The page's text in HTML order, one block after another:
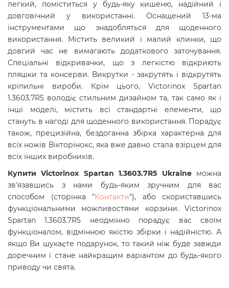
легкий, поміститься у будь-яку кишеню, надійний і
довговічний у використанні. Оснащений 13-ма
інструментами що знадобляться для щоденного
використання. Містить великий і малий клинки, що
довгий час не вимагають додаткового заточування.
Спеціальні відкривачки, що з легкістю відкриють
пляшки та консерви. Викрутки - закрутять і відкрутять
кріпильні вироби. Крім цього, Victorinox Spartan
1.3603.7R5 володіє стильним дизайном та, так само як і
інші моделі, містить всі стандартні елементи, що
стануть в нагоді для щоденного використання. Порадує
також, прецизійна, бездоганна збірка характерна для
всіх ножів Вікторінокс, яка вже давно стала взірцем для
всіх інших виробників.
Купити Victorinox Spartan 1.3603.7R5 Ukraine можна
зв'язавшись з нами будь-яким зручним для вас
способом (сторінка "Контакти"), або скориставшись
функціональними можливостями корзини. Victorinox
Spartan 1.3603.7R5 неодмінно порадує вас своїм
функціоналом, відмінною якістю збірки і надійністю. А
якщо Ви шукаєте подарунок, то такий ніж буде завжди
доречним і стане найкращим варіантом до будь-якого
приводу чи свята.